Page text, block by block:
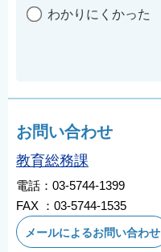
わかりにくかった
お問い合わせ
教育総務課
電話：03-5744-1399
FAX ：03-5744-1535
メールによるお問い合わせ